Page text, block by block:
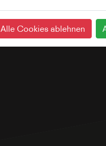
Alle Cookies ablehnen